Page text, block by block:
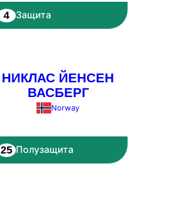
4 Защита
НИКЛАС ЙЕНСЕН
ВАСБЕРГ
Norway
25 Полузащита